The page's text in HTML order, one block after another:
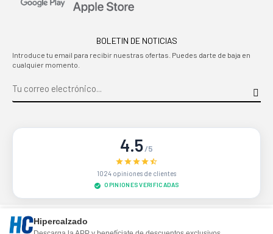
BOLETIN DE NOTICIAS
Introduce tu email para recibir nuestras ofertas. Puedes darte de baja en
cualquier momento.
4.5/5
1024 opiniones de clientes
OPINIONES VERIFICADAS
Sitio protegido por reCAPTCHA.
Hipercalzado